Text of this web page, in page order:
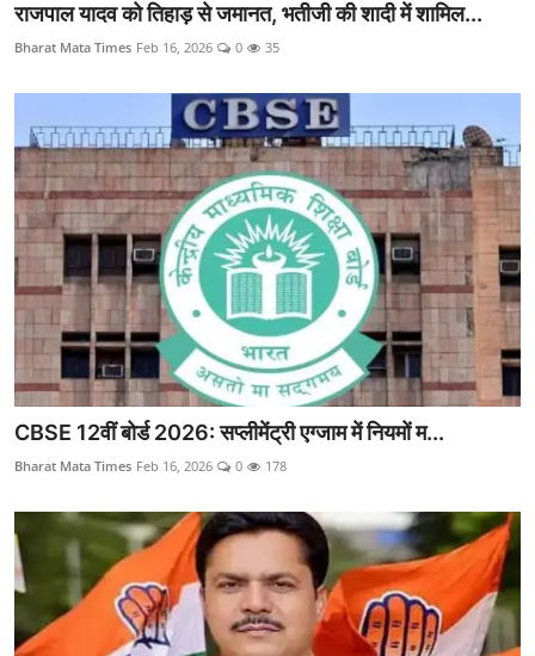
राजपाल यादव को तिहाड़ से जमानत, भतीजी की शादी में शामिल...
Bharat Mata Times Feb 16, 2026 0 35
CBSE 12वीं बोर्ड 2026: सप्लीमेंट्री एग्जाम में नियमों म...
Bharat Mata Times Feb 16, 2026 0 178